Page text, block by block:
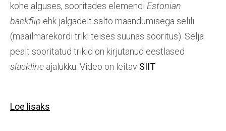
kohe alguses, sooritades elemendi Estonian
backflip ehk jalgadelt salto maandumisega selili
(maailmarekordi triki teises suunas sooritus). Selja
pealt sooritatud trikid on kirjutanud eestlased
slackline ajalukku. Video on leitav SIIT
Loe lisaks